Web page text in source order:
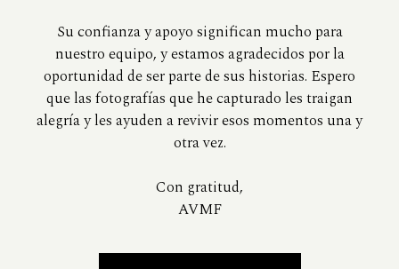
Su confianza y apoyo significan mucho para
nuestro equipo, y estamos agradecidos por la
oportunidad de ser parte de sus historias. Espero
que las fotografías que he capturado les traigan
alegría y les ayuden a revivir esos momentos una y
otra vez.
Con gratitud,
AVMF